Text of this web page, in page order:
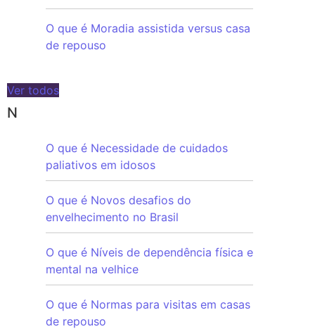
O que é Moradia assistida versus casa
de repouso
Ver todos
N
O que é Necessidade de cuidados
paliativos em idosos
O que é Novos desafios do
envelhecimento no Brasil
O que é Níveis de dependência física e
mental na velhice
O que é Normas para visitas em casas
de repouso